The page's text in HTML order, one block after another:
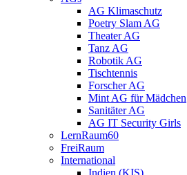
AG Klimaschutz
Poetry Slam AG
Theater AG
Tanz AG
Robotik AG
Tischtennis
Forscher AG
Mint AG für Mädchen
Sanitäter AG
AG IT Security Girls
LernRaum60
FreiRaum
International